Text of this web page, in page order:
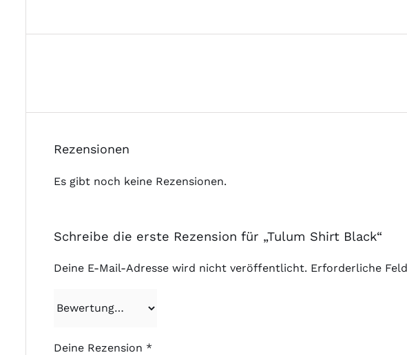
Rezensionen
Es gibt noch keine Rezensionen.
Schreibe die erste Rezension für „Tulum Shirt Black“
Deine E-Mail-Adresse wird nicht veröffentlicht. Erforderliche
Deine Rezension *